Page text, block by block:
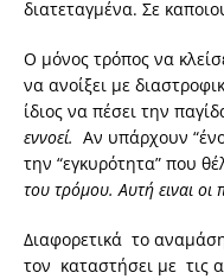
διατεταγμένα. Σε
Ο μόνος τρόπος να
να ανοίξει με
ίδιος να πέσει την
εννοεί. Αν υπάρχουν
την “εγκυρότητα” που
του τρόμου. Αυτή ειναι οι
Διαφορετικά το
τον καταστήσει με τις